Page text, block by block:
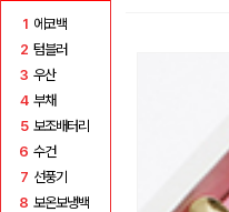
1 에코백
2 텀블러
3 우산
4 부채
5 보조배터리
6 수건
7 선풍기
8 보온보냉백